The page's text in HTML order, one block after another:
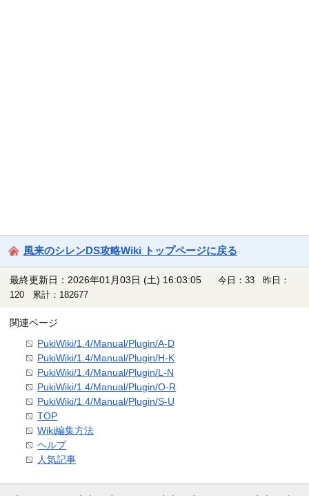
風来のシレンDS攻略Wiki トップページに戻る
最終更新日：2026年01月03日 (土) 16:03:05
今日：33 昨日：
120 累計：182677
関連ページ
PukiWiki/1.4/Manual/Plugin/A-D
PukiWiki/1.4/Manual/Plugin/H-K
PukiWiki/1.4/Manual/Plugin/L-N
PukiWiki/1.4/Manual/Plugin/O-R
PukiWiki/1.4/Manual/Plugin/S-U
TOP
Wiki編集方法
ヘルプ
人気記事